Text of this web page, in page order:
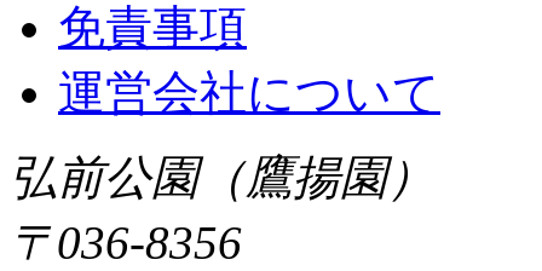
免責事項
運営会社について
弘前公園（鷹揚園）
〒036-8356